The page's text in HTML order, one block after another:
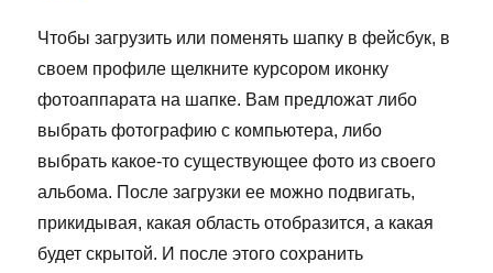
Чтобы загрузить или поменять шапку в фейсбук, в
своем профиле щелкните курсором иконку
фотоаппарата на шапке. Вам предложат либо
выбрать фотографию с компьютера, либо
выбрать какое-то существующее фото из своего
альбома. После загрузки ее можно подвигать,
прикидывая, какая область отобразится, а какая
будет скрытой. И после этого сохранить